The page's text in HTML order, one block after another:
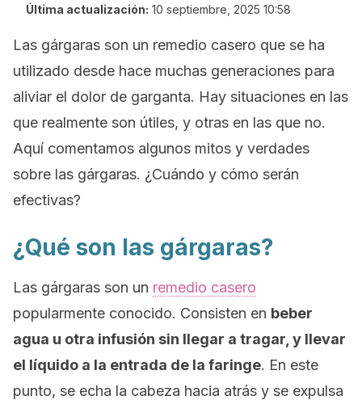
Última actualización: 10 septiembre, 2025 10:58
Las gárgaras son un remedio casero que se ha
utilizado desde hace muchas generaciones para
aliviar el dolor de garganta. Hay situaciones en las
que realmente son útiles, y otras en las que no.
Aquí comentamos algunos mitos y verdades
sobre las gárgaras. ¿Cuándo y cómo serán
efectivas?
¿Qué son las gárgaras?
Las gárgaras son un remedio casero
popularmente conocido. Consisten en beber
agua u otra infusión sin llegar a tragar, y llevar
el líquido a la entrada de la faringe. En este
punto, se echa la cabeza hacia atrás y se expulsa